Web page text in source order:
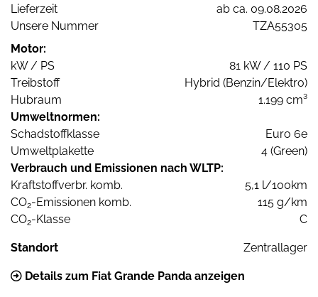
Lieferzeit
ab ca. 09.08.2026
Unsere Nummer
TZA55305
Motor:
kW / PS
81 kW / 110 PS
Treibstoff
Hybrid (Benzin/Elektro)
Hubraum
1.199 cm³
Umweltnormen:
Schadstoffklasse
Euro 6e
Umweltplakette
4 (Green)
Verbrauch und Emissionen nach WLTP:
Kraftstoffverbr. komb.
5,1 l/100km
CO2-Emissionen komb.
115 g/km
CO2-Klasse C
Standort Zentrallager
Details zum Fiat Grande Panda anzeigen